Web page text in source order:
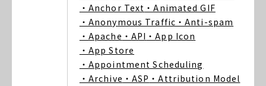
・Anchor Text ・Animated GIF
・Anonymous Traffic ・Anti-spam
・Apache ・API ・App Icon
・App Store
・Appointment Scheduling
・Archive ・ASP ・Attribution Model